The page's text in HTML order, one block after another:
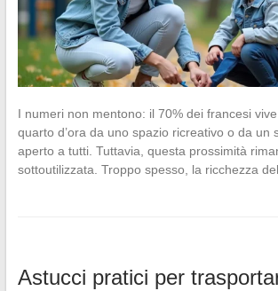
I numeri non mentono: il 70% dei francesi
quarto d’ora da uno spazio ricreativo o da un
aperto a tutti. Tuttavia, questa prossimità
sottoutilizzata. Troppo spesso, la ricchezza
Astucci pratici per